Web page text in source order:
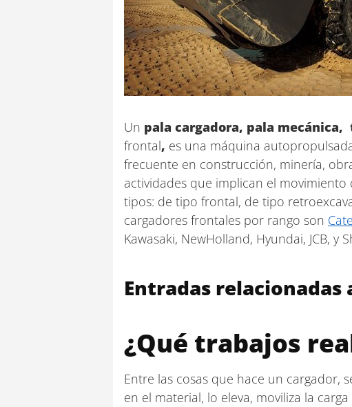
Un pala cargadora, pala mecánica,
frontal, es una máquina
frecuente en construcción, minería,
actividades que implican el
tipos: de tipo frontal, de tipo
cargadores frontales por rango son
Kawasaki, NewHolland, Hyundai, JCB, y
Entradas relacionadas
¿Qué trabajos
Entre las cosas que hace un cargador,
en el material, lo eleva, moviliza la